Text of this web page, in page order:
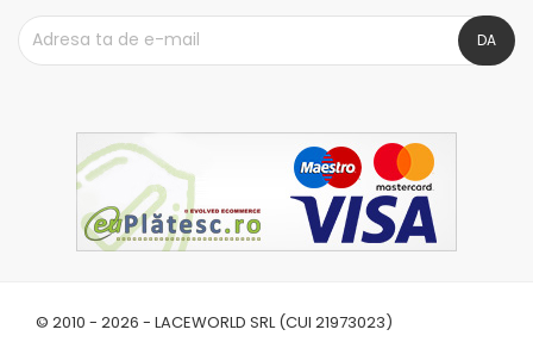
© 2010 - 2026 - LACEWORLD SRL (CUI 21973023)